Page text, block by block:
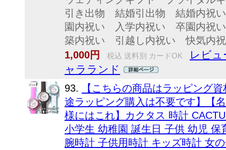
引き出物 結婚引出物 結婚内祝
園内祝い 入学内祝い 卒園内
築内祝い 引越し内祝い 快気内
1,000円
税込 送料別 カードOK
レビュ
ャラランド
93.
【こちらの商品はラッピング
途ラッピング購入は不要です】【
様にはこれ】カクタス 時計
小学生 幼稚園 誕生日 子供 幼児
腕時計 子供用時計 キッズ時計 女